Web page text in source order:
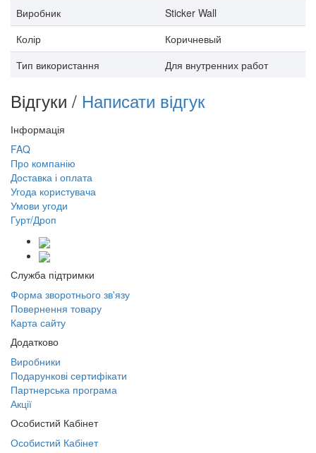
Виробник
Sticker Wall
Колір
Коричневый
Тип використання
Для внутренних работ
Відгуки / Написати відгук
Інформація
FAQ
Про компанію
Доставка і оплата
Угода користувача
Умови угоди
Гурт/Дроп
Служба підтримки
Форма зворотнього зв'язу
Повернення товару
Карта сайту
Додатково
Виробники
Подарункові сертифікати
Партнерська програма
Акції
Особистий Кабінет
Особистий Кабінет